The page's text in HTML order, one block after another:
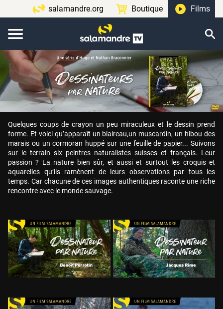
salamandre.org Boutique Films
Quelques coups de crayon un peu miraculeux et le dessin prend
forme. Et voici qu’apparaît un blaireau,un muscardin, un hibou des
marais ou un cormoran huppé sur une feuille de papier... Suivons
sur le terrain six peintres naturalistes suisses et français. Leur
passion ? La nature bien sûr, et aussi et surtout les croquis et
aquarelles qu’ils ramènent de leurs observations par tous les
temps. Car chacune de ces images authentiques raconte une riche
rencontre avec le monde sauvage.